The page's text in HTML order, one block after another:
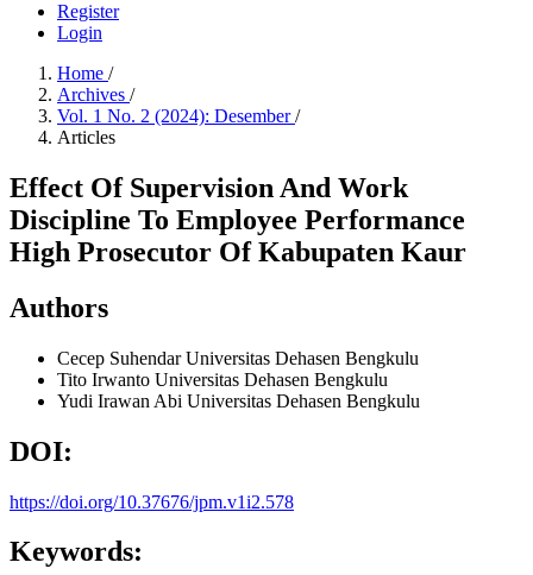
Register
Login
Home /
Archives /
Vol. 1 No. 2 (2024): Desember/
Articles
Effect Of Supervision And Work
Discipline To Employee Performance
High Prosecutor Of Kabupaten Kaur
Authors
Cecep SuhendarUniversitas Dehasen Bengkulu
Tito Irwanto Universitas Dehasen Bengkulu
Yudi Irawan Abi Universitas Dehasen Bengkulu
DOI:
https://doi.org/10.37676/jpm.v1i2.578
Keywords: